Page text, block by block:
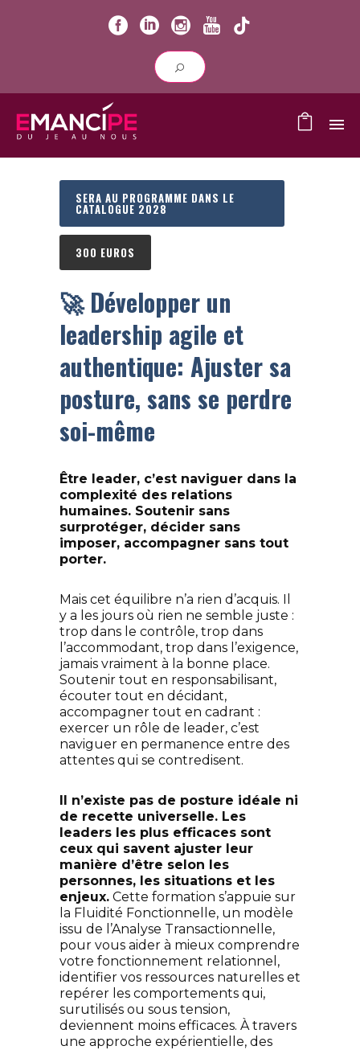
SERA AU PROGRAMME DANS LE
CATALOGUE 2028
300 EUROS
🚀Développer un
leadership agile et
authentique: Ajuster sa
posture, sans se perdre
soi-même
Être leader, c’est naviguer dans la
complexité des relations
humaines. Soutenir sans
surprotéger, décider sans
imposer, accompagner sans tout
porter.
Mais cet équilibre n’a rien d’acquis. Il
y a les jours où rien ne semble juste :
trop dans le contrôle, trop dans
l’accommodant, trop dans l’exigence,
jamais vraiment à la bonne place.
Soutenir tout en responsabilisant,
écouter tout en décidant,
accompagner tout en cadrant :
exercer un rôle de leader, c’est
naviguer en permanence entre des
attentes qui se contredisent.
Il n’existe pas de posture idéale ni
de recette universelle. Les
leaders les plus efficaces sont
ceux qui savent ajuster leur
manière d’être selon les
personnes, les situations et les
enjeux. Cette formation s’appuie sur
la Fluidité Fonctionnelle, un modèle
issu de l’Analyse Transactionnelle,
pour vous aider à mieux comprendre
votre fonctionnement relationnel,
identifier vos ressources naturelles et
repérer les comportements qui,
surutilisés ou sous tension,
deviennent moins efficaces. À travers
une approche expérientielle, des